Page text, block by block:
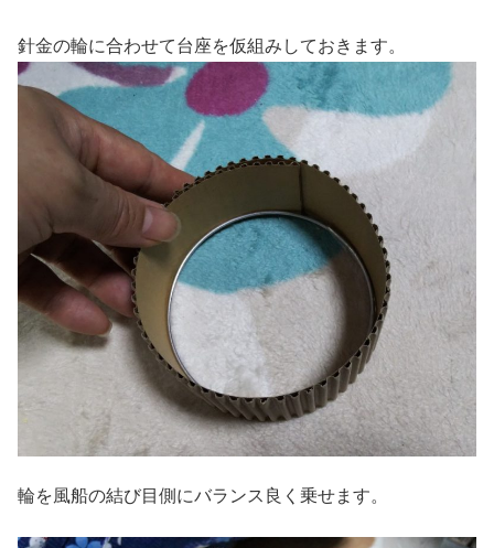
針金の輪に合わせて台座を仮組みしておきます。
輪を風船の結び目側にバランス良く乗せます。